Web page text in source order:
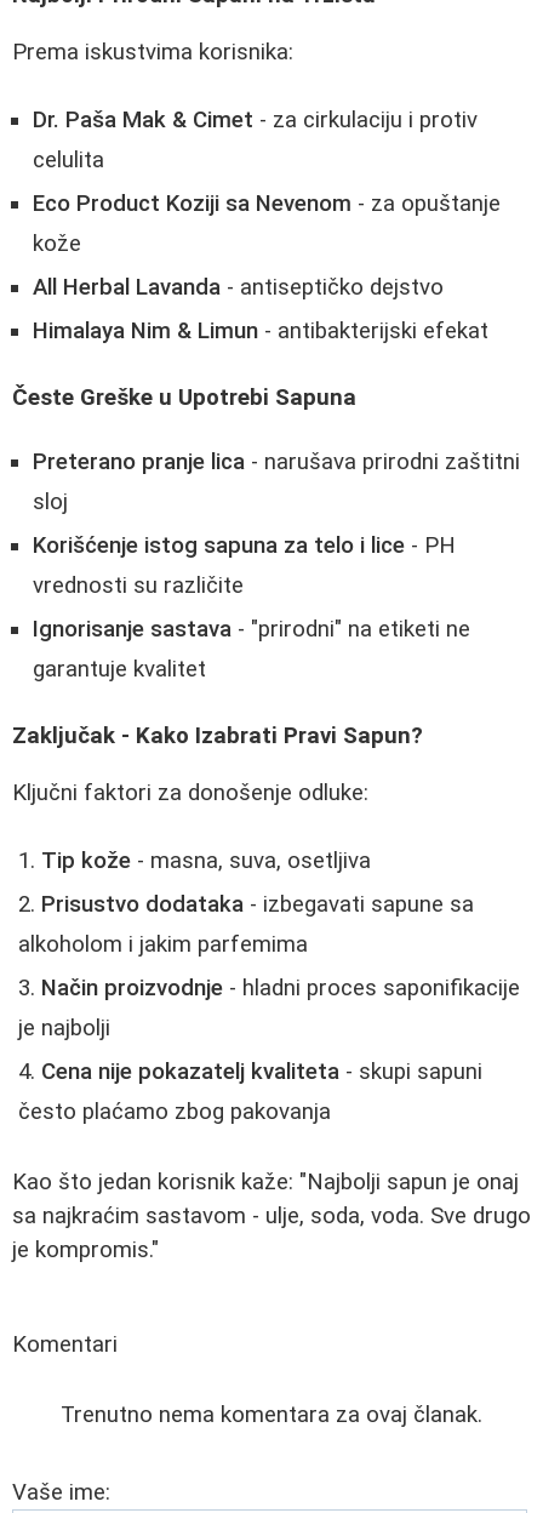
Prema iskustvima korisnika:
Dr. Paša Mak & Cimet - za cirkulaciju i protiv
celulita
Eco Product Koziji sa Nevenom - za opuštanje
kože
All Herbal Lavanda - antiseptičko dejstvo
Himalaya Nim & Limun - antibakterijski efekat
Česte Greške u Upotrebi Sapuna
Preterano pranje lica - narušava prirodni zaštitni
sloj
Korišćenje istog sapuna za telo i lice - PH
vrednosti su različite
Ignorisanje sastava - "prirodni" na etiketi ne
garantuje kvalitet
Zaključak - Kako Izabrati Pravi Sapun?
Ključni faktori za donošenje odluke:
Tip kože - masna, suva, osetljiva
Prisustvo dodataka - izbegavati sapune sa
alkoholom i jakim parfemima
Način proizvodnje - hladni proces saponifikacije
je najbolji
Cena nije pokazatelj kvaliteta - skupi sapuni
često plaćamo zbog pakovanja
Kao što jedan korisnik kaže: "Najbolji sapun je onaj
sa najkraćim sastavom - ulje, soda, voda. Sve drugo
je kompromis."
Komentari
Trenutno nema komentara za ovaj članak.
Vaše ime: